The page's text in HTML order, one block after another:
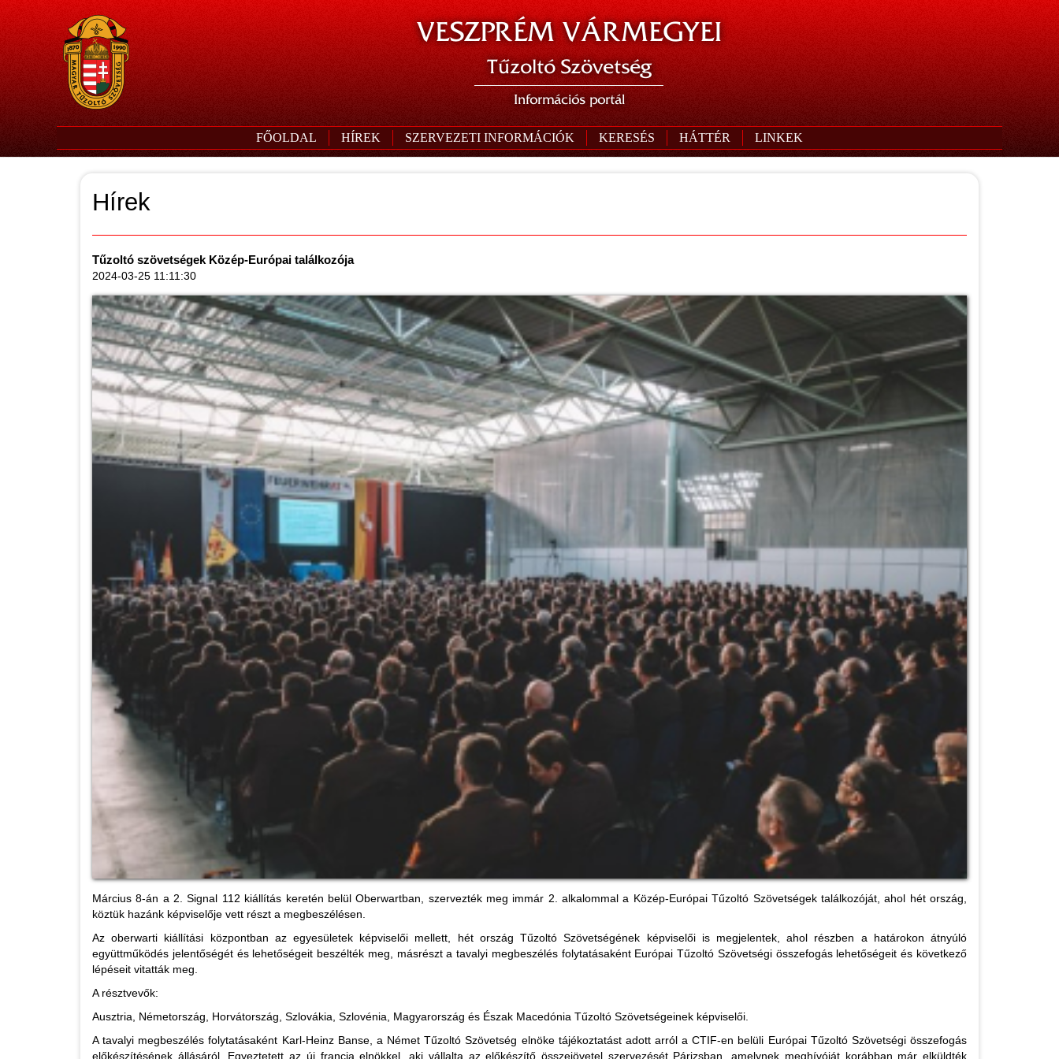
VESZPRÉM VÁRMEGYEI
Tűzoltó Szövetség
Információs portál
FŐOLDAL HÍREK SZERVEZETI INFORMÁCIÓK KERESÉS HÁTTÉR LINKEK
Hírek
Tűzoltó szövetségek Közép-Európai találkozója
2024-03-25 11:11:30
Március 8-án a 2. Signal 112 kiállítás keretén belül Oberwartban, szervezték meg immár 2. alkalommal a Közép-Európai Tűzoltó Szövetségek találkozóját, ahol hét ország,
köztük hazánk képviselője vett részt a megbeszélésen.
Az oberwarti kiállítási központban az egyesületek képviselői mellett, hét ország Tűzoltó Szövetségének képviselői is megjelentek, ahol részben a határokon átnyúló
együttműködés jelentőségét és lehetőségeit beszélték meg, másrészt a tavalyi megbeszélés folytatásaként Európai Tűzoltó Szövetségi összefogás lehetőségeit és következő
lépéseit vitatták meg.
A résztvevők:
Ausztria, Németország, Horvátország, Szlovákia, Szlovénia, Magyarország és Észak Macedónia Tűzoltó Szövetségeinek képviselői.
A tavalyi megbeszélés folytatásaként Karl-Heinz Banse, a Német Tűzoltó Szövetség elnöke tájékoztatást adott arról a CTIF-en belüli Európai Tűzoltó Szövetségi összefogás
előkészítésének állásáról. Egyeztetett az új francia elnökkel, aki vállalta az előkészítő összejövetel szervezését Párizsban, amelynek meghívóját korábban már elküldték